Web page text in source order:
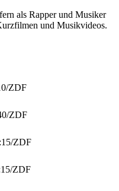
als Rapper und Musiker
und Musikvideos.
/ZDF
/ZDF
/ZDF
/ZDF